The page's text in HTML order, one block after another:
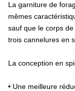
La garniture de
mêmes
sauf que le corps
trois cannelures en
La conception en
• Une meilleure